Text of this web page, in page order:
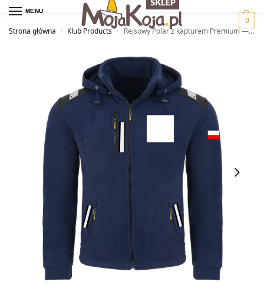
MENU
0
Strona główna
/ Klub Products / Rejsowy Polar z kapturem Premium — Olsztyński KŻ